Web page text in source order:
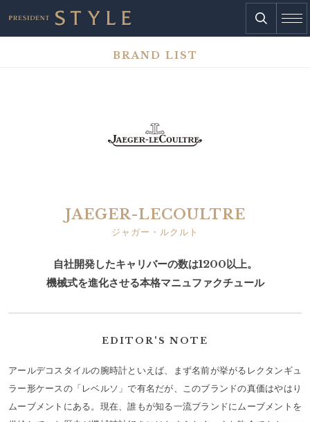
BRAND LIST
JAEGER-LECOULTRE
ジャガー・ルクルト
自社開発したキャリバーの数は1200以上。
機械式を進化させる本格マニュファクチュール
EDITOR'S NOTE
アールデコスタイルの腕時計といえば、まず名前が挙がるレクタンギュ
ラー形ケースの「レベルソ」で有名だが、このブランドの真価はやはり
ムーブメントにある。現在、誰もが知る一流ブランドにムーブメントを